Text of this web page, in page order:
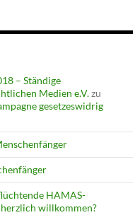
– Ständige
Medien e.V.zu
gesetzeswidrig
HAMAS-
willkommen?